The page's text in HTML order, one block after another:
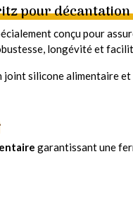
pour
conçu pour
longévité et
joint silicone alimentaire
garantissant une